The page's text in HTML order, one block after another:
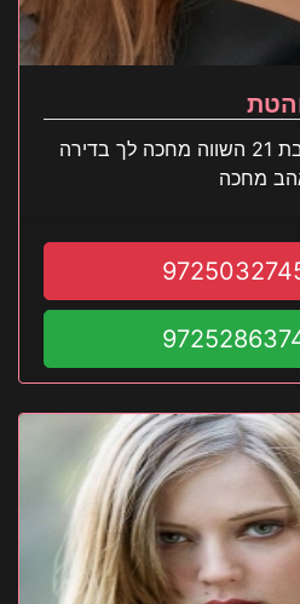
סופיה נערת ליווי לוהטת בת 21 השווה מחכה לך בדירה
מחכה